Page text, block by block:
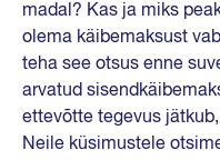
madal? Kas ja miks
olema käibemaksust
teha see otsus enne
arvatud
ettevõtte tegevus
Neile küsimustele